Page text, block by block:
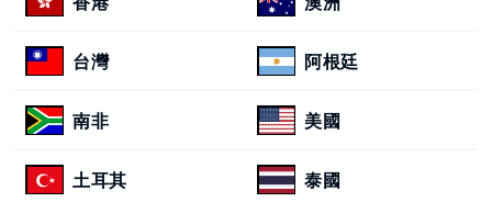
台灣 阿根廷
南非 美國
土耳其 泰國